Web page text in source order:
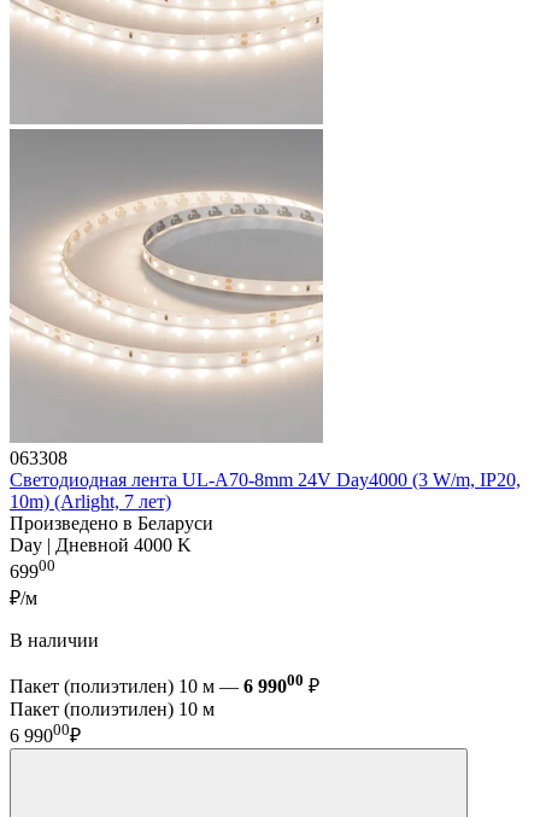
063308
Светодиодная лента UL-A70-8mm 24V Day4000 (3 W/m, IP20,
10m) (Arlight, 7 лет)
Произведено в Беларуси
Day | Дневной 4000 K
69900
₽/м
В наличии
Пакет (полиэтилен) 10 м — 6 99000 ₽
Пакет (полиэтилен) 10 м
6 99000₽